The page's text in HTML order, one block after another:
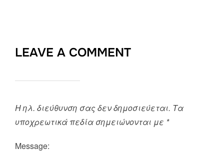
LEAVE A COMMENT
Η ηλ. διεύθυνση σας δεν δημοσιεύεται. Τα
υποχρεωτικά πεδία σημειώνονται με *
Message: